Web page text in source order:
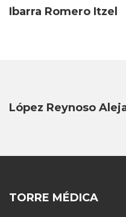
Ibarra Romero Itzel
López Reynoso
TORRE MÉDICA